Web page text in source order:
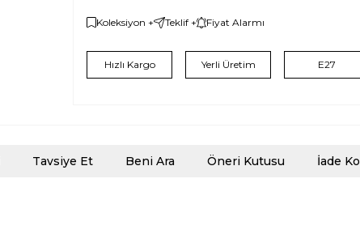
Koleksiyon + Teklif + Fiyat Alarmı
Hızlı Kargo Yerli Üretim E27
Tavsiye Et Beni Ara Öneri Kutusu İade